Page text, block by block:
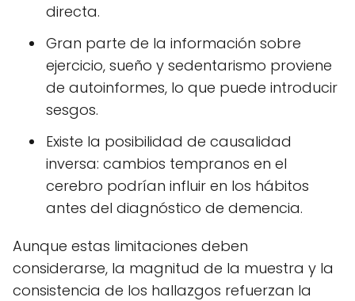
directa.
Gran parte de la información sobre
ejercicio, sueño y sedentarismo proviene
de autoinformes, lo que puede introducir
sesgos.
Existe la posibilidad de causalidad
inversa: cambios tempranos en el
cerebro podrían influir en los hábitos
antes del diagnóstico de demencia.
Aunque estas limitaciones deben
considerarse, la magnitud de la muestra y la
consistencia de los hallazgos refuerzan la